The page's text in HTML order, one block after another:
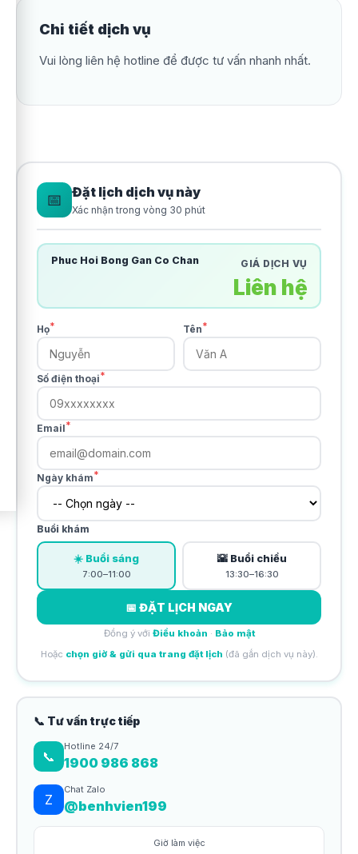
Chi tiết dịch vụ
Vui lòng liên hệ hotline để được tư vấn nhanh nhất.
📅 Đặt lịch dịch vụ này
Xác nhận trong vòng 30 phút
Phuc Hoi Bong Gan Co Chan GIÁ DỊCH VỤ
Liên hệ
Họ* Tên*
Số điện thoại*
Email*
Ngày khám*
Buổi khám
☀️ Buổi sáng
7:00–11:00
🌇 Buổi chiều
13:30–16:30
📅 ĐẶT LỊCH NGAY
Đồng ý với Điều khoản · Bảo mật
Hoặc chọn giờ & gửi qua trang đặt lịch (đã gắn dịch vụ này).
📞 Tư vấn trực tiếp
📞
Hotline 24/7
1900 986 868
Z
Chat Zalo
@benhvien199
Giờ làm việc